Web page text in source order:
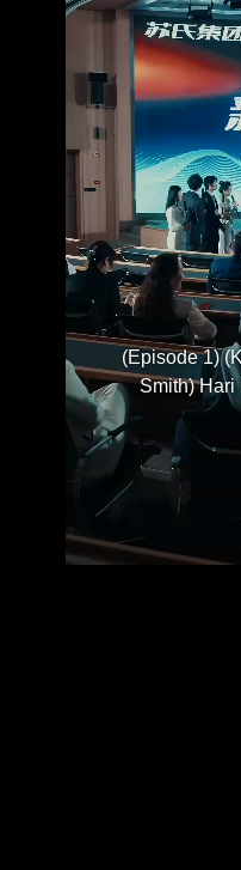
(Episode 1)
Smith) Hari